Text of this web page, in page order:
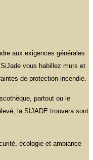
aux exigences générales
vous habillez murs et
de protection incendie.
partout ou le
la SIJADE trouvera sont
écologie et ambiance